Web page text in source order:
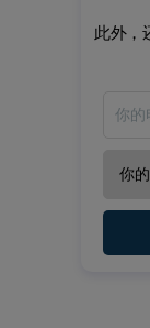
此外，